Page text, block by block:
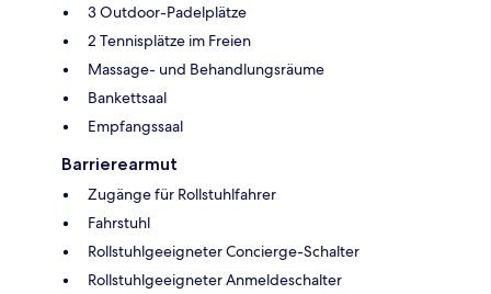
3 Outdoor-Padelplätze
2 Tennisplätze im Freien
Massage- und Behandlungsräume
Bankettsaal
Empfangssaal
Barrierearmut
Zugänge für Rollstuhlfahrer
Fahrstuhl
Rollstuhlgeeigneter Concierge-Schalter
Rollstuhlgeeigneter Anmeldeschalter